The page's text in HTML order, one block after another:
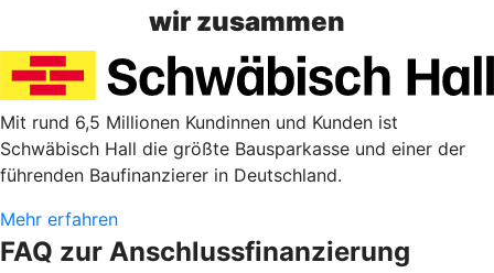
wir zusammen
Mit rund 6,5 Millionen Kundinnen und Kunden ist
Schwäbisch Hall die größte Bausparkasse und einer der
führenden Baufinanzierer in Deutschland.
Mehr erfahren
FAQ zur Anschlussfinanzierung